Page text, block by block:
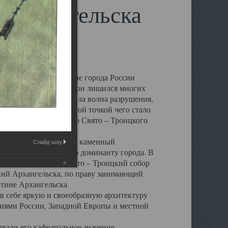
другие губернские города России
результате которых он лишился многих
ударила волна разрушения,
–х годов. Отправной точкой чего стало
кафедрального Свято – Троицкого
величественный каменный
и градостроительную доминанту города. В
до разрушения Свято – Троицкий собор
Архангельска, по праву занимающий
Архангельска.
яркую и своеобразную архитектуру
России, Западной Европы и местной
Слайд-шоу: